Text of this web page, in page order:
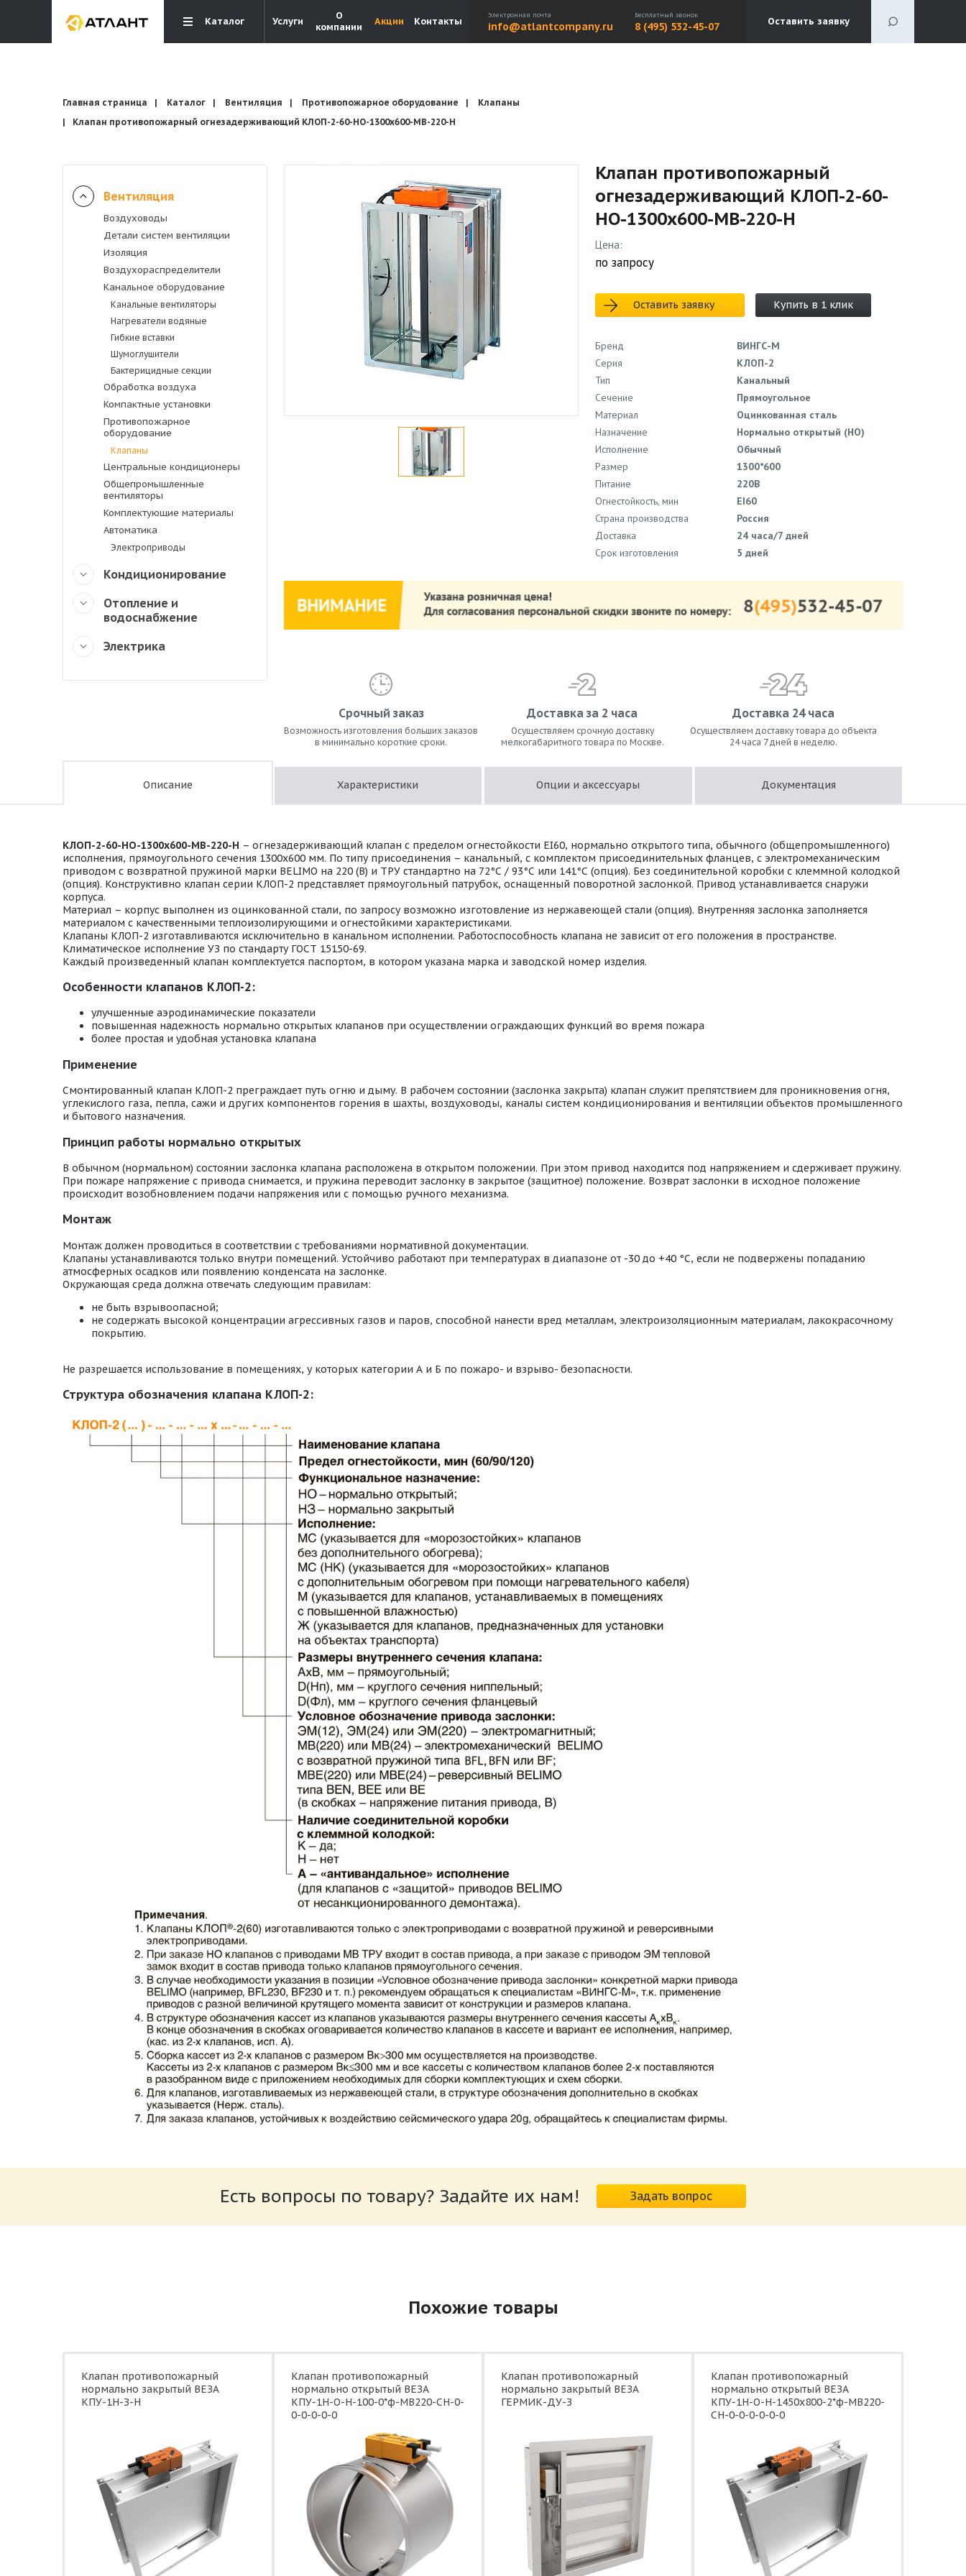
Каталог Услуги
О
компании
Акции Контакты
Электронная почта
info@atlantcompany.ru
Бесплатный звонок
8 (495) 532-45-07 Оставить заявку
Акции
Кондиционирование
Отопление и водоснабжение
Электрика
Главная страница Каталог Вентиляция Противопожарное оборудование
Клапаны
Клапан противопожарный огнезадерживающий КЛОП-2-60-НО-1300х600-МВ-220-Н
Вентиляция
Воздуховоды
Детали систем вентиляции
Изоляция
Воздухораспределители
Канальное оборудование
Канальные вентиляторы
Нагреватели водяные
Гибкие вставки
Шумоглушители
Бактерицидные секции
Обработка воздуха
Компактные установки
Противопожарное
оборудование
Клапаны
Центральные кондиционеры
Общепромышленные
вентиляторы
Комплектующие материалы
Автоматика
Электроприводы
Кондиционирование
Отопление и
водоснабжение
Электрика
Клапан противопожарный
огнезадерживающий КЛОП-2-60-
НО-1300х600-МВ-220-Н
Цена:
по запросу
Оставить заявку Купить в 1 клик
Бренд
ВИНГС-М
Серия
КЛОП-2
Тип
Канальный
Сечение
Прямоугольное
Материал
Оцинкованная сталь
Назначение
Нормально открытый (НО)
Исполнение
Обычный
Размер
1300*600
Питание
220В
Огнестойкость, мин
EI60
Страна производства
Россия
Доставка
24 часа/7 дней
Срок изготовления
5 дней
Срочный заказ
Возможность изготовления больших заказов
в минимально короткие сроки.
Доставка за 2 часа
Осуществляем срочную доставку
мелкогабаритного товара по Москве.
Доставка 24 часа
Осуществляем доставку товара до объекта
24 часа 7 дней в неделю.
Описание Характеристики Опции и аксессуары Документация
КЛОП-2-60-НО-1300х600-МВ-220-Н – огнезадерживающий клапан с пределом огнестойкости EI60, нормально открытого типа, обычного (общепромышленного)
исполнения, прямоугольного сечения 1300х600 мм. По типу присоединения – канальный, с комплектом присоединительных фланцев, с электромеханическим
приводом с возвратной пружиной марки BELIMO на 220 (В) и ТРУ стандартно на 72°С / 93°С или 141°С (опция). Без соединительной коробки с клеммной колодкой
(опция). Конструктивно клапан серии КЛОП-2 представляет прямоугольный патрубок, оснащенный поворотной заслонкой. Привод устанавливается снаружи
корпуса.
Материал – корпус выполнен из оцинкованной стали, по запросу возможно изготовление из нержавеющей стали (опция). Внутренняя заслонка заполняется
материалом с качественными теплоизолирующими и огнестойкими характеристиками.
Клапаны КЛОП-2 изготавливаются исключительно в канальном исполнении. Работоспособность клапана не зависит от его положения в пространстве.
Климатическое исполнение УЗ по стандарту ГОСТ 15150-69.
Каждый произведенный клапан комплектуется паспортом, в котором указана марка и заводской номер изделия.
Особенности клапанов КЛОП-2:
улучшенные аэродинамические показатели
повышенная надежность нормально открытых клапанов при осуществлении ограждающих функций во время пожара
более простая и удобная установка клапана
Применение
Смонтированный клапан КЛОП-2 преграждает путь огню и дыму. В рабочем состоянии (заслонка закрыта) клапан служит препятствием для проникновения огня,
углекислого газа, пепла, сажи и других компонентов горения в шахты, воздуховоды, каналы систем кондиционирования и вентиляции объектов промышленного
и бытового назначения.
Принцип работы нормально открытых
В обычном (нормальном) состоянии заслонка клапана расположена в открытом положении. При этом привод находится под напряжением и сдерживает пружину.
При пожаре напряжение с привода снимается, и пружина переводит заслонку в закрытое (защитное) положение. Возврат заслонки в исходное положение
происходит возобновлением подачи напряжения или с помощью ручного механизма.
Монтаж
Монтаж должен проводиться в соответствии с требованиями нормативной документации.
Клапаны устанавливаются только внутри помещений. Устойчиво работают при температурах в диапазоне от -30 до +40 °С, если не подвержены попаданию
атмосферных осадков или появлению конденсата на заслонке.
Окружающая среда должна отвечать следующим правилам:
не быть взрывоопасной;
не содержать высокой концентрации агрессивных газов и паров, способной нанести вред металлам, электроизоляционным материалам, лакокрасочному
покрытию.
Не разрешается использование в помещениях, у которых категории А и Б по пожаро- и взрыво- безопасности.
Структура обозначения клапана КЛОП-2:
Размер: 862.34 Кб
Характеристики и схемы подключения приводов КЛОП-2.pdf
Есть вопросы по товару? Задайте их нам! Задать вопрос
Похожие товары
Клапан противопожарный
нормально закрытый ВЕЗА
КПУ-1Н-З-Н
Клапан противопожарный
нормально открытый ВЕЗА
КПУ-1Н-О-Н-100-0*ф-МВ220-СН-0-
0-0-0-0-0
Клапан противопожарный
нормально закрытый ВЕЗА
ГЕРМИК-ДУ-З
Клапан противопожарный
нормально открытый ВЕЗА
КПУ-1Н-О-Н-1450x800-2*ф-МВ220-
СН-0-0-0-0-0-0